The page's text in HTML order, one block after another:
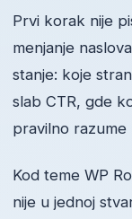
Prvi korak nije
menjanje
stanje: koje
slab CTR, gde
pravilno razume
Kod teme WP
nije u jednoj